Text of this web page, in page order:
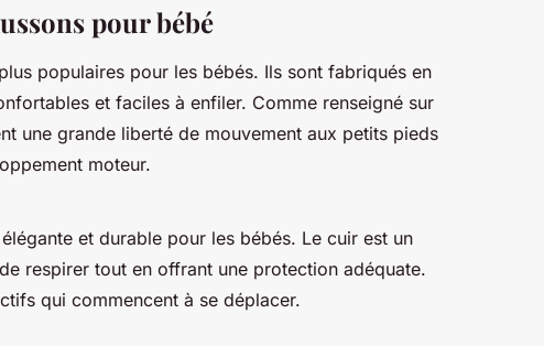
pour bébé
populaires pour les bébés. Ils sont fabriqués en
et faciles à enfiler. Comme renseigné sur
une grande liberté de mouvement aux petits pieds
moteur.
et durable pour les bébés. Le cuir est un
respirer tout en offrant une protection adéquate.
qui commencent à se déplacer.